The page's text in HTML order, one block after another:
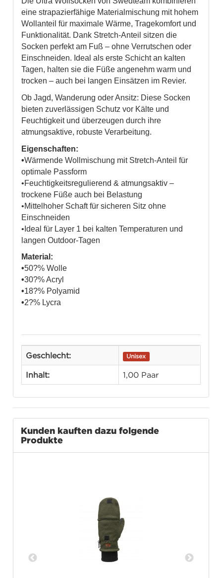
eine strapazierfähige Materialmischung mit hohem
Wollanteil für maximale Wärme, Tragekomfort und
Funktionalität. Dank Stretch-Anteil sitzen die
Socken perfekt am Fuß – ohne Verrutschen oder
Einschneiden. Ideal als erste Schicht an kalten
Tagen, halten sie die Füße angenehm warm und
trocken – auch bei langen Einsätzen im Revier.
Ob Jagd, Wanderung oder Ansitz: Diese Socken
bieten zuverlässigen Schutz vor Kälte und
Feuchtigkeit und überzeugen durch ihre
atmungsaktive, robuste Verarbeitung.
Eigenschaften:
•Wärmende Wollmischung mit Stretch-Anteil für
optimale Passform
•Feuchtigkeitsregulierend & atmungsaktiv –
trockene Füße auch bei Belastung
•Mittelhoher Schaft für sicheren Sitz ohne
Einschneiden
•Ideal für Layer 1 bei kalten Temperaturen und
langen Outdoor-Tagen
Material:
•50?% Wolle
•30?% Acryl
•18?% Polyamid
•2?% Lycra
Geschlecht: Unisex
Inhalt: 1,00 Paar
Kunden kauften dazu folgende
Produkte